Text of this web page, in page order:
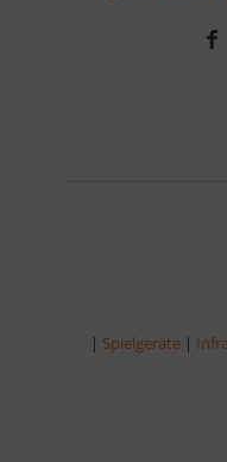
| Spielgeräte |